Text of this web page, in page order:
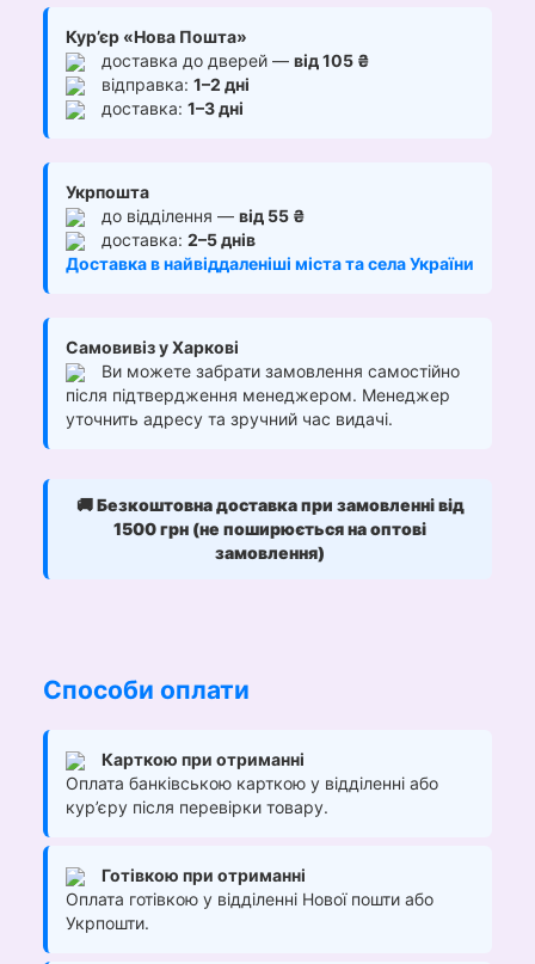
Кур’єр «Нова Пошта»
доставка до дверей — від 105 ₴
відправка: 1–2 дні
доставка: 1–3 дні
Укрпошта
до відділення — від 55 ₴
доставка: 2–5 днів
Доставка в найвіддаленіші міста та села України
Самовивіз у Харкові
Ви можете забрати замовлення самостійно
після підтвердження менеджером. Менеджер
уточнить адресу та зручний час видачі.
🚚Безкоштовна доставка при замовленні від
1500 грн (не поширюється на оптові
замовлення)
Способи оплати
Карткою при отриманні
Оплата банківською карткою у відділенні або
кур’єру після перевірки товару.
Готівкою при отриманні
Оплата готівкою у відділенні Нової пошти або
Укрпошти.